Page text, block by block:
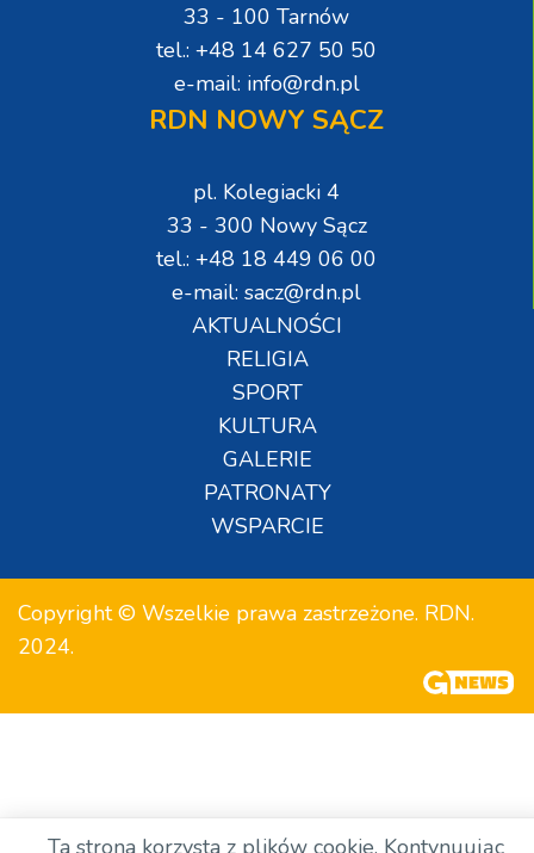
33 - 100 Tarnów
tel.: +48 14 627 50 50
e-mail: info@rdn.pl
RDN NOWY SĄCZ
pl. Kolegiacki 4
33 - 300 Nowy Sącz
tel.: +48 18 449 06 00
e-mail: sacz@rdn.pl
AKTUALNOŚCI
RELIGIA
SPORT
KULTURA
GALERIE
PATRONATY
WSPARCIE
Copyright © Wszelkie prawa zastrzeżone. RDN.
2024.
Ta strona korzysta z plików cookie. Kontynuując